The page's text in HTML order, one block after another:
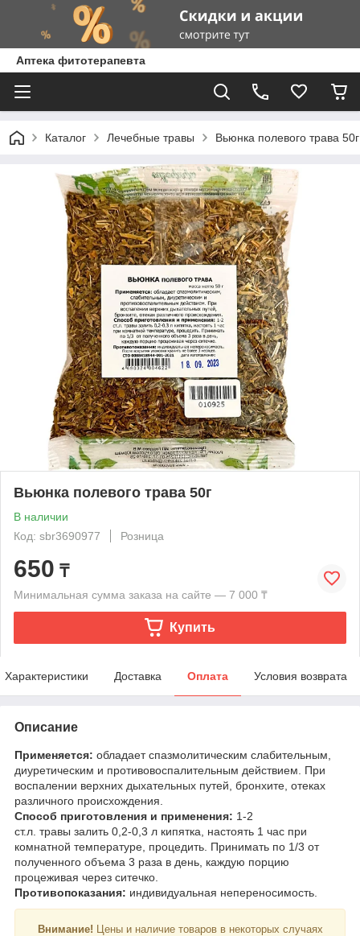
Аптека фитотерапевта
Каталог Лечебные травы Вьюнка полевого трава 50г
Вьюнка полевого трава 50г
В наличии
Код: sbr3690977
Розница
650 ₸
Минимальная сумма заказа на сайте — 7 000 ₸
Купить
Характеристики Доставка Оплата Условия возврата
Описание
Применяется: обладает спазмолитическим слабительным,
диуретическим и противовоспалительным действием. При
воспалении верхних дыхательных путей, бронхите, отеках
различного происхождения.
Способ приготовления и применения: 1-2
ст.л. травы залить 0,2-0,3 л кипятка, настоять 1 час при
комнатной температуре, процедить. Принимать по 1/3 от
полученного объема 3 раза в день, каждую порцию
процеживая через ситечко.
Противопоказания: индивидуальная непереносимость.
Внимание! Цены и наличие товаров в некоторых случаях